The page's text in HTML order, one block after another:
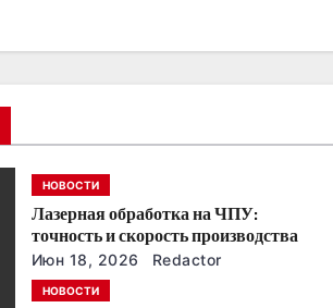
НОВОСТИ
Лазерная обработка на ЧПУ:
точность и скорость производства
Июн 18, 2026 Redactor
НОВОСТИ